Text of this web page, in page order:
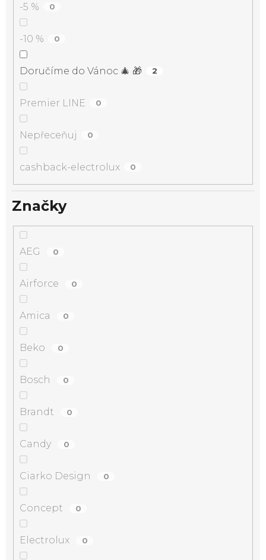
-5 % 0
-10 % 0
Doručíme do Vánoc 🎄 🎁 2
Premier LINE 0
Nepřeceňuj 0
cashback-electrolux 0
Značky
AEG 0
Airforce 0
Amica 0
Beko 0
Bosch 0
Brandt 0
Candy 0
Ciarko Design 0
Concept 0
Electrolux 0